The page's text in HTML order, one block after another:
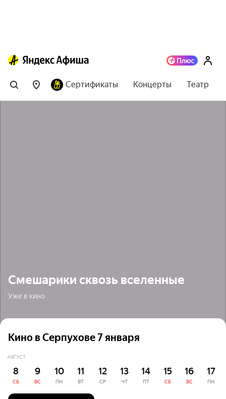
Сертификаты Концерты Театр
Смешарики сквозь вселенные
Уже в кино
Кино в Серпухове 7 января
АВГУСТ
8
СБ
9
ВС
10
ПН
11
ВТ
12
СР
13
ЧТ
14
ПТ
15
СБ
16
ВС
17
ПН